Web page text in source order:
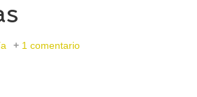
1 comentario